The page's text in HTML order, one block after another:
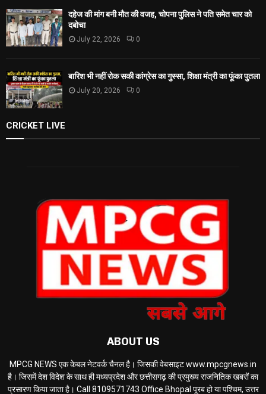
दहेज की मांग बनी मौत की वजह, चोपना पुलिस ने पति समेत चार को
दबोचा
July 22, 2026 0
बारिश भी नहीं रोक सकी कांग्रेस का गुस्सा, शिक्षा मंत्री का फूंका पुतला
July 20, 2026 0
CRICKET LIVE
ABOUT US
MPCG NEWS एक केबल नेटवर्क चैनल है। जिसकी वेबसाइट www.mpcgnews.in
है। जिसमें देश विदेश के साथ ही मध्यप्रदेश और छत्तीसगढ़ की प्रमुख्य राजनितिक खबरों का
प्रसारण किया जाता है। Call 8109571743 Office Bhopal पूरब हो या पश्चिम, उत्तर